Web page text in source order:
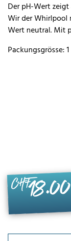
Der pH-Wert
Wir der Whirlpool
Wert neutral. Mit
Packungsgrösse:
CHF18.00